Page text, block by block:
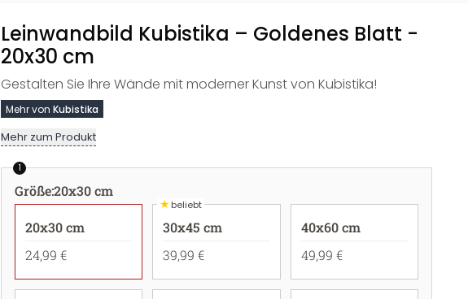
Leinwandbild Kubistika – Goldenes Blatt -
20x30 cm
Gestalten Sie Ihre Wände mit moderner Kunst von Kubistika!
Mehr von Kubistika
Mehr zum Produkt
1
Größe:20x30 cm
20x30 cm
24,99 €
★beliebt
30x45 cm
39,99 €
40x60 cm
49,99 €